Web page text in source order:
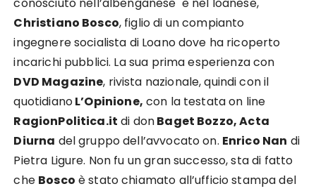
Christiano Bosco, figlio di un compianto
ingegnere socialista di Loano dove ha ricoperto
incarichi pubblici. La sua prima esperienza con
DVD Magazine, rivista nazionale, quindi con il
quotidianoL’Opinione, con la testata on line
RagionPolitica.it di donBaget Bozzo, Acta
Diurna del gruppo dell’avvocato on. Enrico Nan di
Pietra Ligure. Non fu un gran successo, sta di fatto
che Bosco è stato chiamato all’ufficio stampa del